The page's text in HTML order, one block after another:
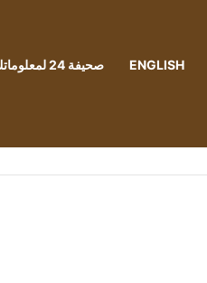
ENGLISH صحيفة 24 لمعلوماتك